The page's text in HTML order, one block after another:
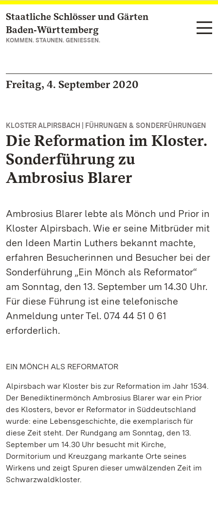
Zum Hauptinhalt springen
Staatliche Schlösser und Gärten
Baden‑Württemberg
KOMMEN. STAUNEN. GENIESSEN.
Freitag, 4. September 2020
KLOSTER ALPIRSBACH | FÜHRUNGEN & SONDERFÜHRUNGEN
Die Reformation im Kloster.
Sonderführung zu
Ambrosius Blarer
Ambrosius Blarer lebte als Mönch und Prior in
Kloster Alpirsbach. Wie er seine Mitbrüder mit
den Ideen Martin Luthers bekannt machte,
erfahren Besucherinnen und Besucher bei der
Sonderführung „Ein Mönch als Reformator“
am Sonntag, den 13. September um 14.30 Uhr.
Für diese Führung ist eine telefonische
Anmeldung unter Tel. 074 44 51 0 61
erforderlich.
EIN MÖNCH ALS REFORMATOR
Alpirsbach war Kloster bis zur Reformation im Jahr 1534.
Der Benediktinermönch Ambrosius Blarer war ein Prior
des Klosters, bevor er Reformator in Süddeutschland
wurde: eine Lebensgeschichte, die exemplarisch für
diese Zeit steht. Der Rundgang am Sonntag, den 13.
September um 14.30 Uhr besucht mit Kirche,
Dormitorium und Kreuzgang markante Orte seines
Wirkens und zeigt Spuren dieser umwälzenden Zeit im
Schwarzwaldkloster.